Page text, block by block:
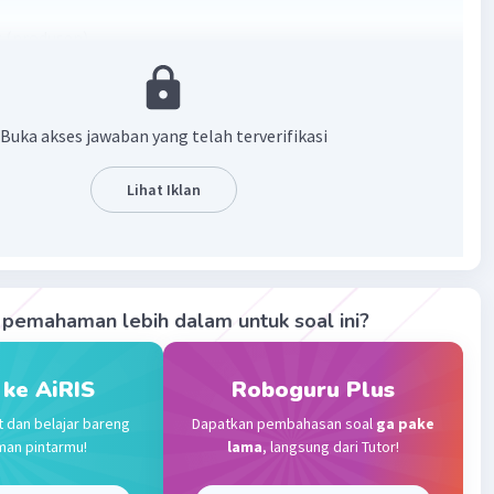
elang (K.4)
Level 37
01:31
makanan, terdapat beberapa komponen penting, yakni;
Buka akses jawaban yang telah terverifikasi
Lihat Iklan
lebih dalam untuk soal ini?
AiRIS
dan belajar bareng
pintarmu!
Roboguru Plus
Dapatkan pembahasan soal ga pake
lama, langsung dari Tutor!